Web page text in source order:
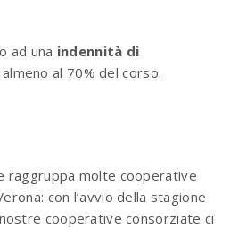
ad una indennità di
al 70% del corso.
raggruppa molte cooperative
con l’avvio della stagione
cooperative consorziate ci